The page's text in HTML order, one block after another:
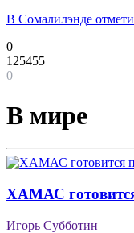
В Сомалилэнде
0
125455
0
В мире
ХАМАС
Игорь Субботин